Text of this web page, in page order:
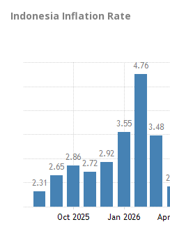
Indonesia Inflation Rate